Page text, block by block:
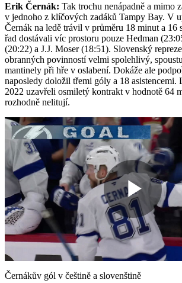
Erik Černák: Tak trochu nenápadně a mimo
v jednoho z klíčových zadáků Tampy Bay. V
Černák na ledě trávil v průměru 18 minut a 16
řad dostávali víc prostoru pouze Hedman
(20:22) a J.J. Moser (18:51). Slovenský
obranných povinností velmi spolehlivý,
mantinely při hře v oslabení. Dokáže ale
naposledy doložil třemi góly a 18 asistencemi.
2022 uzavřeli osmiletý kontrakt v hodnotě 64
rozhodně nelitují.
Černákův gól v češtině a slovenštině